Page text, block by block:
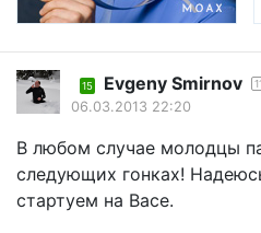
15 Evgeny Smirnov
06.03.2013 22:20
В любом случае молодцы
следующих гонках!
стартуем на Васе.